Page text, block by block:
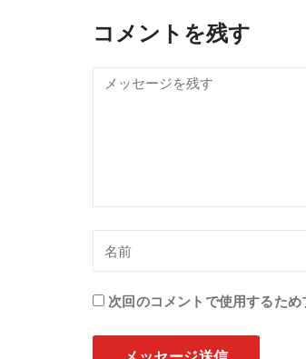
コメントを残す
次回のコメントで使用するた